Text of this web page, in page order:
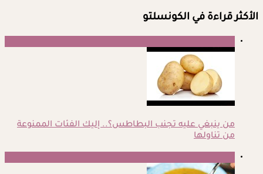
الأكثر قراءة في الكونسلتو
من ينبغي عليه تجنب البطاطس؟.. إليك الفئات الممنوعة
من تناولها